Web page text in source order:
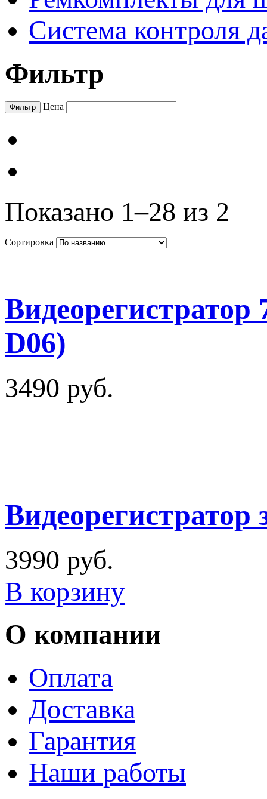
Система контроля
Фильтр
Цена
Показано 1–28 из 2
Сортировка
D06)
3490 руб.
Видеорегистратор
3990 руб.
В корзину
О компании
Оплата
Доставка
Гарантия
Наши работы